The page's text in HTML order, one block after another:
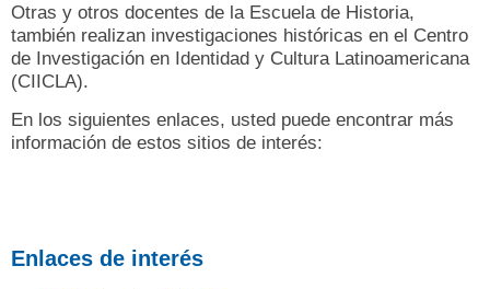
Otras y otros docentes de la Escuela de Historia,
también realizan investigaciones históricas en el Centro
de Investigación en Identidad y Cultura Latinoamericana
(CIICLA).
En los siguientes enlaces, usted puede encontrar más
información de estos sitios de interés:
Enlaces de interés